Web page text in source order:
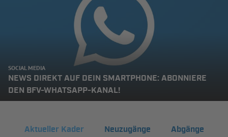
SOCIAL MEDIA
NEWS DIREKT AUF DEIN SMARTPHONE: ABONNIERE
DEN BFV-WHATSAPP-KANAL!
Aktueller Kader Neuzugänge Abgänge